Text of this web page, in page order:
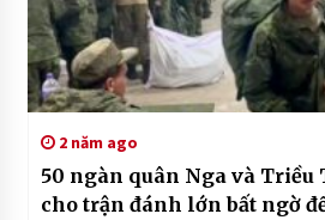
2 năm ago
50 ngàn quân Nga và Triều
cho trận đánh lớn bất ngờ